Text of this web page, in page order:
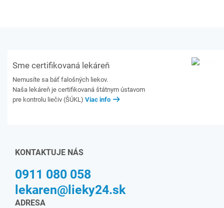
Sme certifikovaná lekáreň
Nemusíte sa báť falošných liekov.
Naša lekáreň je certifikovaná štátnym ústavom
pre kontrolu liečiv (ŠÚKL) Viac info
KONTAKTUJE NÁS
0911 080 058
lekaren@lieky24.sk
ADRESA